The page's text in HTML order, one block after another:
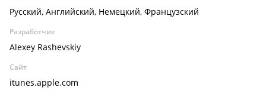
Русский, Английский, Немецкий, Французский
Разработчик
Alexey Rashevskiy
Сайт
itunes.apple.com